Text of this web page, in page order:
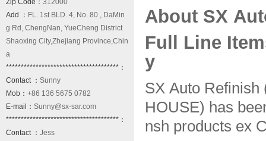
Zip Code： 312000
Add ： FL. 1st BLD. 4, No. 80 , DaMin
g Rd, ChengNan, YueCheng District
Shaoxing City,Zhejiang Province,Chin
a
**************************************：
Contact ： Sunny
Mob： +86 136 5675 0782
E-mail： Sunny@sx-sar.com
**************************************：
Contact ： Jess
About SX
Full Line
y
SX Auto
HOUSE) has
nsh products ex